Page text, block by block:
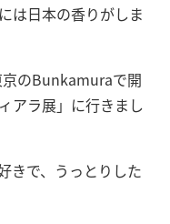
は日本の香りがしま
のBunkamuraで開
アラ展」に行きまし
きで、うっとりした